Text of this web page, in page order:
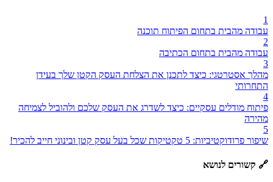
1
עבודה מהבית בתחום הפיתוח תוכנה
2
עבודה מהבית בתחום הכתיבה
3
מהלך אסטרטגי: כיצד לתכנן את הצלחת העסק הקטן שלך בעידן
התחרותי
4
פיתוח מודלים עסקיים: כיצד לשדרג את העסק שלכם ולהוביל לצמיחה
מהירה
5
שיפור פרודוקטיביות: 5 טקטיקות שכל בעל עסק קטן ובינוני חייב להכיר!
🔗 קשורים לנושא